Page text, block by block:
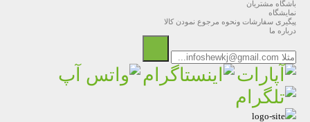
باشگاه مشتریان
نمایشگاه
پیگیری سفارشات ونحوه مرجوع نمودن کالا
درباره ما